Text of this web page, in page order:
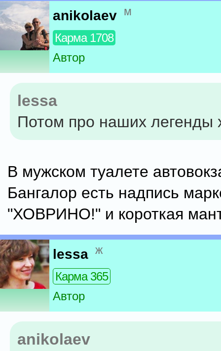
anikolaev м
Карма 1708
Автор
lessa
Потом про наших легенды
В мужском туалете
Бангалор есть надпись
"ХОВРИНО!" и короткая
lessa ж
Карма 365
Автор
anikolaev